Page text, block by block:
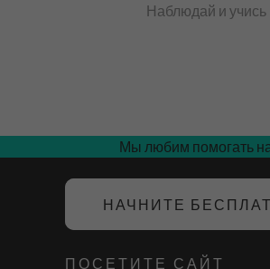
Наблюдай и учись
Мы любим помогать
НАЧНИТЕ
ПОСЕТИТЕ САЙТ